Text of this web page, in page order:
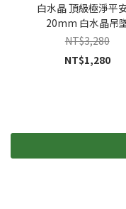
白水晶 頂級極淨平
20mm 白水晶吊
NT$3,280
NT$1,280